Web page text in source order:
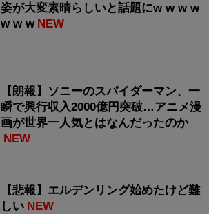
姿が大変素晴らしいと話題にw w w w
w w w NEW
【朗報】ソニーのスパイダーマン、一
瞬で興行収入2000億円突破…アニメ漫
画が世界一人気とはなんだったのか
NEW
【悲報】エルデンリング始めたけど難
しい NEW